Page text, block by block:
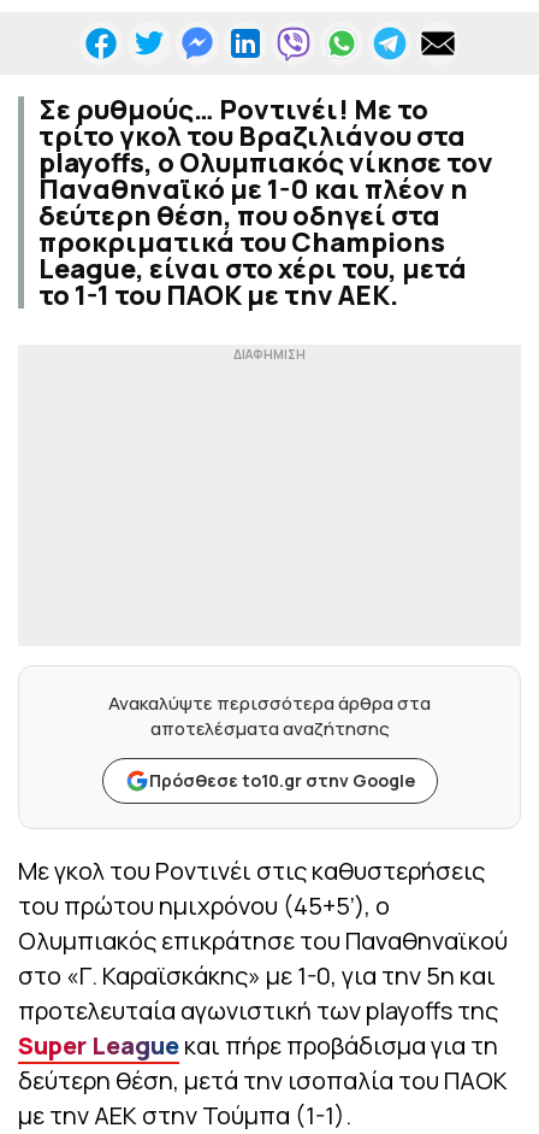
Σε ρυθμούς… Ροντινέι! Με το
τρίτο γκολ του Βραζιλιάνου στα
playoffs, ο Ολυμπιακός νίκησε τον
Παναθηναϊκό με 1-0 και πλέον η
δεύτερη θέση, που οδηγεί στα
προκριματικά του Champions
League, είναι στο χέρι του, μετά
το 1-1 του ΠΑΟΚ με την ΑΕΚ.
Ανακαλύψτε περισσότερα άρθρα στα
αποτελέσματα αναζήτησης
Πρόσθεσε to10.gr στην Google
Με γκολ του Ροντινέι στις καθυστερήσεις
του πρώτου ημιχρόνου (45+5’), ο
Ολυμπιακός επικράτησε του Παναθηναϊκού
στο «Γ. Καραϊσκάκης» με 1-0, για την 5η και
προτελευταία αγωνιστική των playoffs της
Super Leagueκαι πήρε προβάδισμα για τη
δεύτερη θέση, μετά την ισοπαλία του ΠΑΟΚ
με την ΑΕΚ στην Τούμπα (1-1).